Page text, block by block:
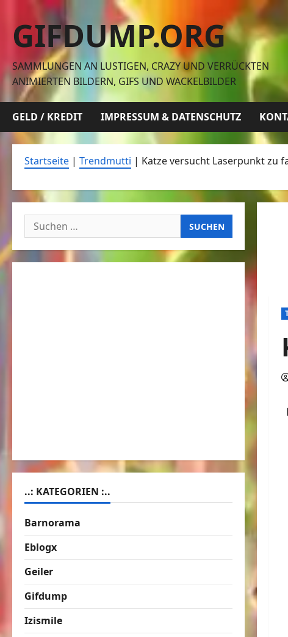
Inhalt
springen
GIFDUMP.ORG
SAMMLUNGEN AN LUSTIGEN, CRAZY UND VERRÜCKTEN
ANIMIERTEN BILDERN, GIFS UND WACKELBILDER
GELD / KREDIT IMPRESSUM & DATENSCHUTZ
Startseite | Trendmutti | Katze versucht Laserpunkt zu
Suchen
nach:
..: KATEGORIEN :..
Barnorama
Eblogx
Geiler
Gifdump
Izismile